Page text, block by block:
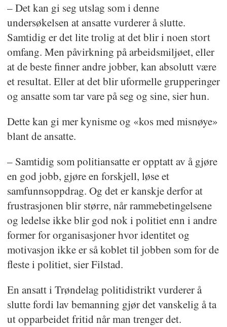
– Det kan gi seg utslag som i denne
undersøkelsen at ansatte vurderer å slutte.
Samtidig er det lite trolig at det blir i noen stort
omfang. Men påvirkning på arbeidsmiljøet, eller
at de beste finner andre jobber, kan absolutt være
et resultat. Eller at det blir uformelle grupperinger
og ansatte som tar vare på seg og sine, sier hun.
Dette kan gi mer kynisme og «kos med misnøye»
blant de ansatte.
– Samtidig som politiansatte er opptatt av å gjøre
en god jobb, gjøre en forskjell, løse et
samfunnsoppdrag. Og det er kanskje derfor at
frustrasjonen blir større, når rammebetingelsene
og ledelse ikke blir god nok i politiet enn i andre
former for organisasjoner hvor identitet og
motivasjon ikke er så koblet til jobben som for de
fleste i politiet, sier Filstad.
En ansatt i Trøndelag politidistrikt vurderer å
slutte fordi lav bemanning gjør det vanskelig å ta
ut opparbeidet fritid når man trenger det.